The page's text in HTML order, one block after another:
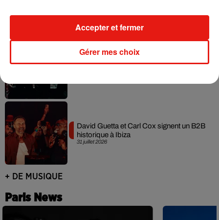
31 juillet 2026
David Guetta et Carl Cox signent un B2B
historique à Ibiza
+ DE MUSIQUE
Paris News
Gérer mes choix
Accepter et fermer